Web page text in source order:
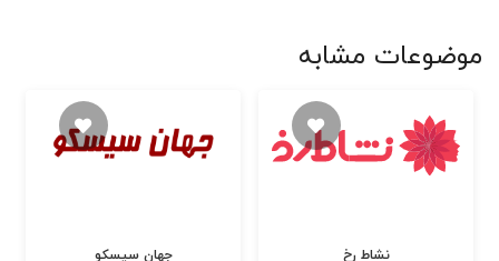
موضوعات مشابه
جهان سیسکو نشاط رخ